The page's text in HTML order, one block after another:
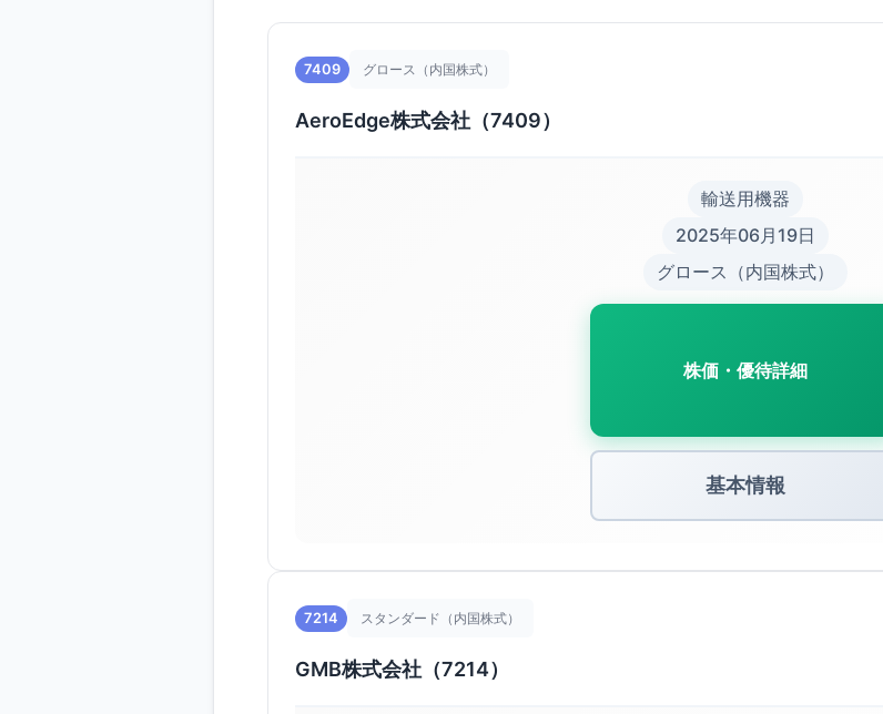
7409 グロース（内国株式）
AeroEdge株式会社（7409）
輸送用機器
2025年06月19日
グロース（内国株式）
株価・優待詳細
基本情報
7214 スタンダード（内国株式）
GMB株式会社（7214）